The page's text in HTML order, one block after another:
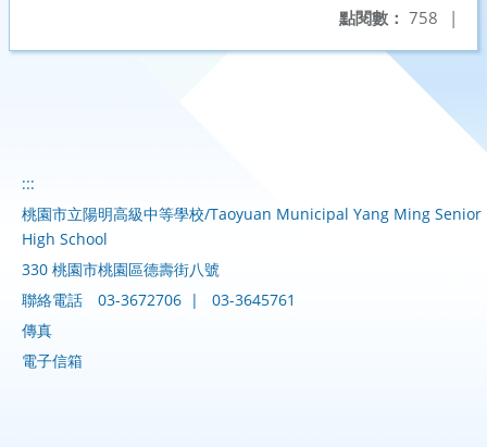
點閱數： 758 |
:::
桃園市立陽明高級中等學校/Taoyuan Municipal Yang Ming Senior
High School
330 桃園市桃園區德壽街八號
聯絡電話
03-3672706 |
03-3645761
傳真
電子信箱